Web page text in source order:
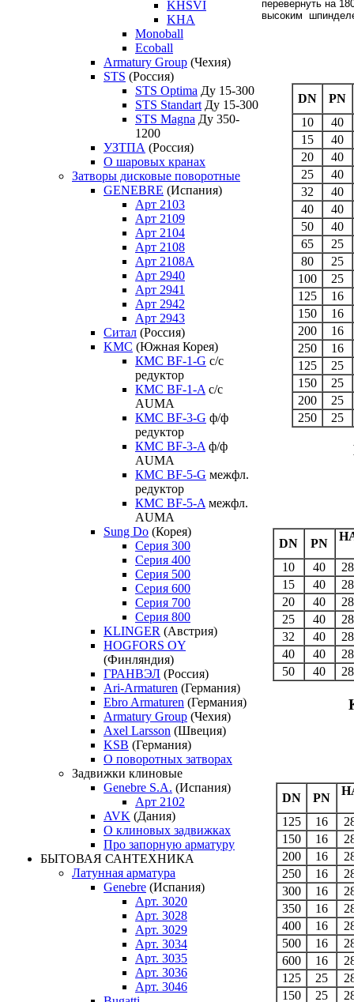
KHSVI
KHA
Monoball
Ecoball
Armatury Group (Чехия)
STS (Россия)
STS Optima Ду 15-300
STS Standart Ду 15-300
STS Magna Ду 350-
1200
УЗТПА (Россия)
О шаровых кранах
Затворы дисковые поворотные
GENEBRE (Испания)
Арт 2103
Арт 2109
Арт 2104
Арт 2108
Арт 2108A
Арт 2940
Арт 2941
Арт 2942
Арт 2943
Ситал (Россия)
KMC (Южная Корея)
КМС BF-1-G с/с
редуктор
КМС BF-1-A с/с
AUMA
КМС BF-3-G ф/ф
редуктор
КМС BF-3-A ф/ф
AUMA
КМС BF-5-G межфл.
редуктор
КМС BF-5-A межфл.
AUMA
Sung Do (Корея)
Серия 300
Серия 400
Серия 500
Серия 600
Серия 700
Серия 800
KLINGER (Австрия)
HOGFORS OY
(Финляндия)
ГРАНВЭЛ (Россия)
Ari-Armaturen (Германия)
Ebro Armaturen (Германия)
Armatury Group (Чехия)
Axel Larsson (Швеция)
KSB (Германия)
О поворотных затворах
Задвижки клиновые
Genebre S.A. (Испания)
Арт 2102
AVK (Дания)
О клиновых задвижках
Про запорную арматуру
БЫТОВАЯ САНТЕХНИКА
Латунная арматура
Genebre (Испания)
Арт. 3020
Арт. 3028
Арт. 3029
Арт. 3034
Арт. 3035
Арт. 3036
Арт. 3046
перевернуть на
высоким
DN
PN
10
40
15
40
20
40
25
40
32
40
40
40
50
40
65
25
80
25
100
25
125
16
150
16
200
16
250
16
125
25
150
25
200
25
250
25
DN PN
10 40
15
40
20
40
25
40
32
40
40
40
50
40
DN PN
125 16
150
16
200
16
250
16
300
16
350
16
400
16
500
16
600
16
125
25
150
25